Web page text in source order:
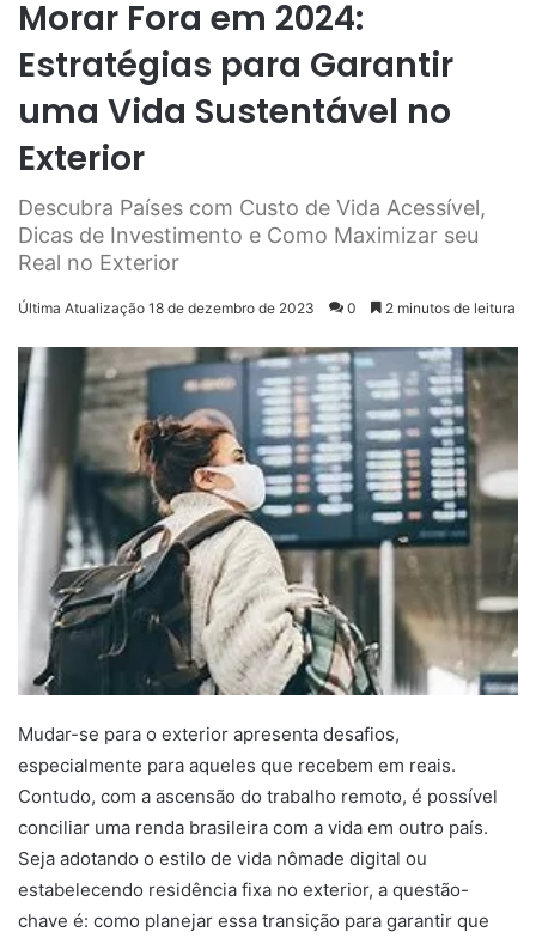
Morar Fora em 2024:
Estratégias para Garantir
uma Vida Sustentável no
Exterior
Descubra Países com Custo de Vida Acessível,
Dicas de Investimento e Como Maximizar seu
Real no Exterior
Última Atualização 18 de dezembro de 2023 0 2 minutos de leitura
Mudar-se para o exterior apresenta desafios,
especialmente para aqueles que recebem em reais.
Contudo, com a ascensão do trabalho remoto, é possível
conciliar uma renda brasileira com a vida em outro país.
Seja adotando o estilo de vida nômade digital ou
estabelecendo residência fixa no exterior, a questão-
chave é: como planejar essa transição para garantir que